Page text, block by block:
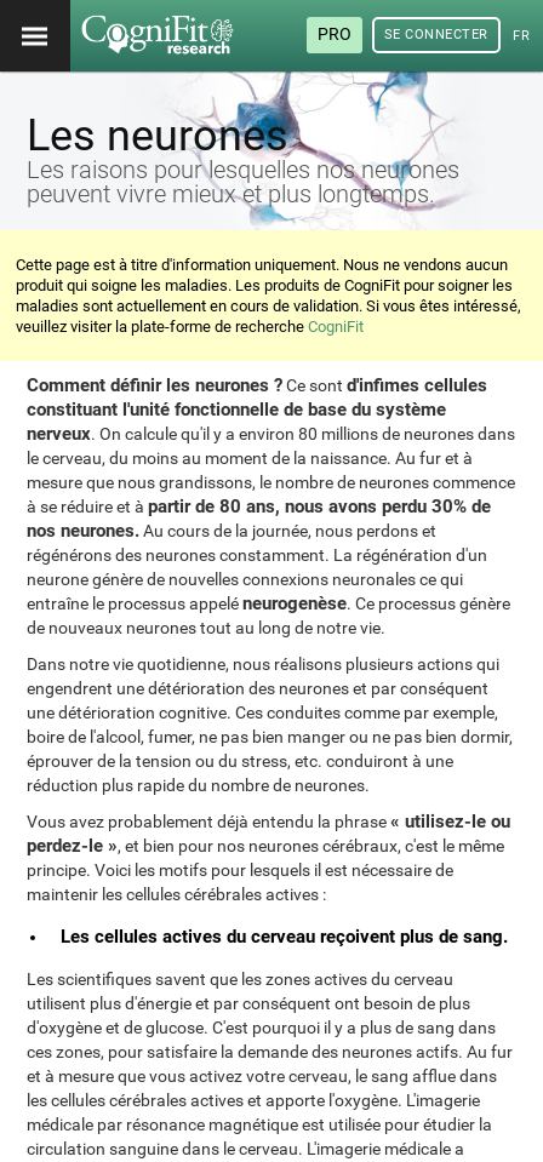
PRO SE CONNECTER
Les neurones
Les raisons pour lesquelles nos neurones
peuvent vivre mieux et plus longtemps.
Cette page est à titre d'information uniquement. Nous ne vendons aucun
produit qui soigne les maladies. Les produits de CogniFit pour soigner les
maladies sont actuellement en cours de validation. Si vous êtes intéressé,
veuillez visiter la plate-forme de rechercheCogniFit
Comment définir les neurones ?Ce sontd'infimes cellules
constituant l'unité fonctionnelle de base du système
nerveux. On calcule qu'il y a environ 80 millions de neurones dans
le cerveau, du moins au moment de la naissance. Au fur et à
mesure que nous grandissons, le nombre de neurones commence
à se réduire et àpartir de 80 ans, nous avons perdu 30% de
nos neurones.Au cours de la journée, nous perdons et
régénérons des neurones constamment. La régénération d'un
neurone génère de nouvelles connexions neuronales ce qui
entraîne le processus appeléneurogenèse. Ce processus génère
de nouveaux neurones tout au long de notre vie.
Dans notre vie quotidienne, nous réalisons plusieurs actions qui
engendrent une détérioration des neurones et par conséquent
une détérioration cognitive. Ces conduites comme par exemple,
boire de l'alcool, fumer, ne pas bien manger ou ne pas bien dormir,
éprouver de la tension ou du stress, etc. conduiront à une
réduction plus rapide du nombre de neurones.
Vous avez probablement déjà entendu la phrase« utilisez-le ou
perdez-le », et bien pour nos neurones cérébraux, c'est le même
principe. Voici les motifs pour lesquels il est nécessaire de
maintenir les cellules cérébrales actives :
Les cellules actives du cerveau reçoivent plus de sang.
Les scientifiques savent que les zones actives du cerveau
utilisent plus d'énergie et par conséquent ont besoin de plus
d'oxygène et de glucose. C'est pourquoi il y a plus de sang dans
ces zones, pour satisfaire la demande des neurones actifs. Au fur
et à mesure que vous activez votre cerveau, le sang afflue dans
les cellules cérébrales actives et apporte l'oxygène. L'imagerie
médicale par résonance magnétique est utilisée pour étudier la
circulation sanguine dans le cerveau. L'imagerie médicale a